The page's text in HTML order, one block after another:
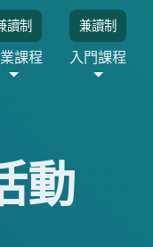
讀制
課程
兼讀制
入門課程
動